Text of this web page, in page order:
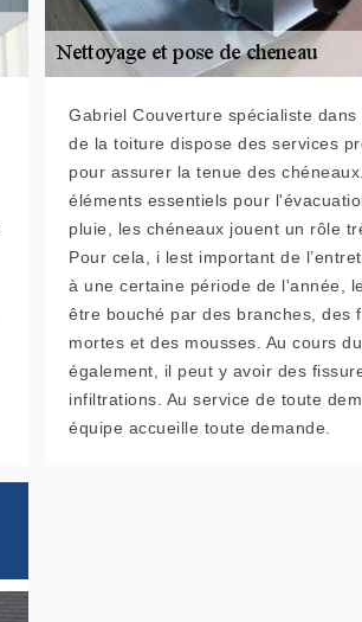
Gabriel Couverture spécialiste dans
de la toiture dispose des services
pour assurer la tenue des
éléments essentiels pour
pluie, les chéneaux jouent un rôle
Pour cela, i lest important de
à une certaine période de l'année,
être bouché par des branches, des
mortes et des mousses. Au cours
également, il peut y avoir des
infiltrations. Au service de toute
équipe accueille toute demande.